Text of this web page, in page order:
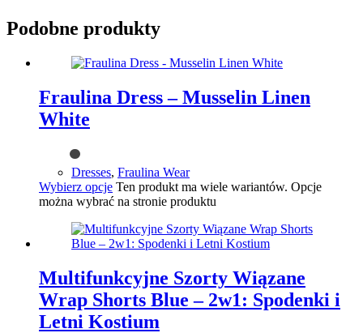
Podobne produkty
Fraulina Dress – Musselin Linen
White
Dresses, Fraulina Wear
Wybierz opcje Ten produkt ma wiele wariantów. Opcje
można wybrać na stronie produktu
Multifunkcyjne Szorty Wiązane
Wrap Shorts Blue – 2w1: Spodenki i
Letni Kostium